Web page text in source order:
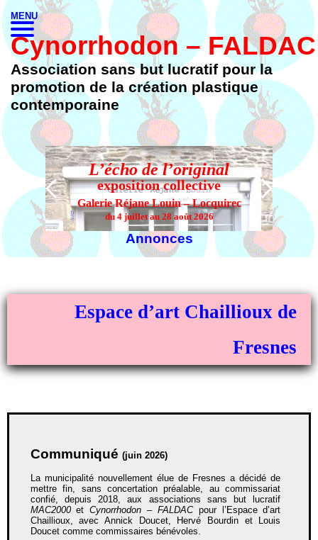
Cynorrhodon – FALDAC
Association sans but lucratif pour la
promotion de la création plastique
contemporaine
L’écho de l’original
exposition collective
Galerie Réjane Louin – Locquirec
du 4 juillet au 28 août 2026
Annonces
MENU